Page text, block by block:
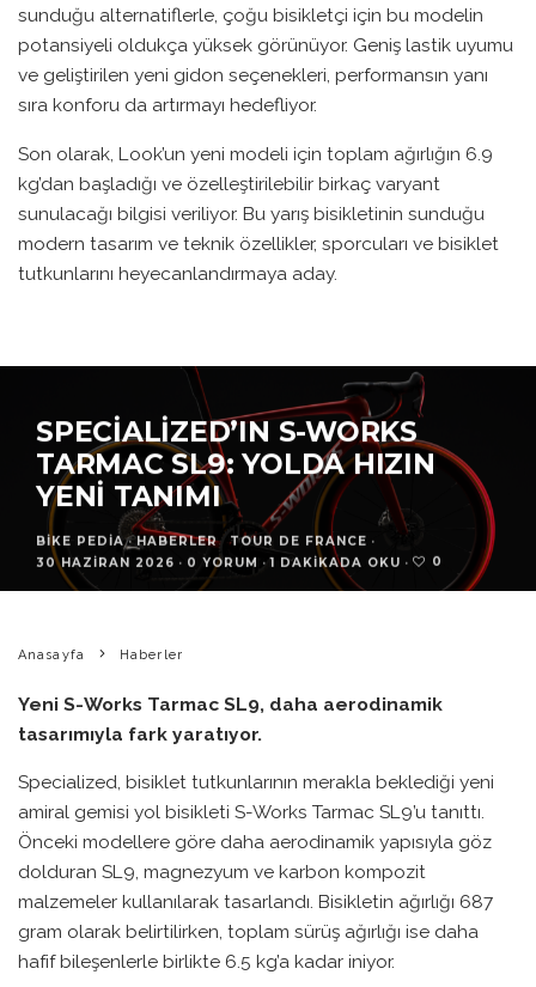
sunduğu alternatiflerle, çoğu bisikletçi için bu modelin
potansiyeli oldukça yüksek görünüyor. Geniş lastik uyumu
ve geliştirilen yeni gidon seçenekleri, performansın yanı
sıra konforu da artırmayı hedefliyor.
Son olarak, Look’un yeni modeli için toplam ağırlığın 6.9
kg’dan başladığı ve özelleştirilebilir birkaç varyant
sunulacağı bilgisi veriliyor. Bu yarış bisikletinin sunduğu
modern tasarım ve teknik özellikler, sporcuları ve bisiklet
tutkunlarını heyecanlandırmaya aday.
SPECIALIZED’IN S-WORKS
TARMAC SL9: YOLDA HIZIN
YENI TANIMI
BIKE PEDIA · HABERLER TOUR DE FRANCE ·
30 HAZIRAN 2026 · 0 YORUM · 1 DAKIKADA OKU · 0
Anasayfa Haberler
Yeni S-Works Tarmac SL9, daha aerodinamik
tasarımıyla fark yaratıyor.
Specialized, bisiklet tutkunlarının merakla beklediği yeni
amiral gemisi yol bisikleti S-Works Tarmac SL9’u tanıttı.
Önceki modellere göre daha aerodinamik yapısıyla göz
dolduran SL9, magnezyum ve karbon kompozit
malzemeler kullanılarak tasarlandı. Bisikletin ağırlığı 687
gram olarak belirtilirken, toplam sürüş ağırlığı ise daha
hafif bileşenlerle birlikte 6.5 kg’a kadar iniyor.